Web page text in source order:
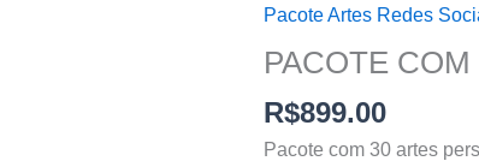
Pacote Artes Redes
PACOTE
R$899.00
Pacote com 30 artes
PERSONALIZADAS